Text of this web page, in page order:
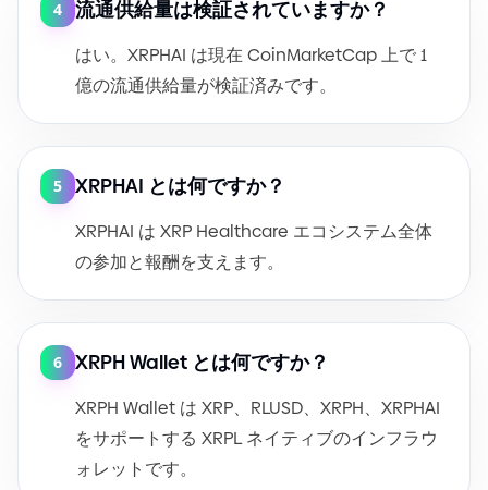
4 流通供給量は検証されていますか？
はい。XRPHAI は現在 CoinMarketCap 上で 1
億の流通供給量が検証済みです。
5 XRPHAI とは何ですか？
XRPHAI は XRP Healthcare エコシステム全体
の参加と報酬を支えます。
6 XRPH Wallet とは何ですか？
XRPH Wallet は XRP、RLUSD、XRPH、XRPHAI
をサポートする XRPL ネイティブのインフラウ
ォレットです。